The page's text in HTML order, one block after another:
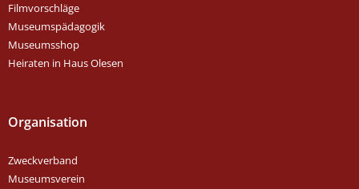
Filmvorschläge
Museumspädagogik
Museumsshop
Heiraten in Haus Olesen
Organisation
Zweckverband
Museumsverein